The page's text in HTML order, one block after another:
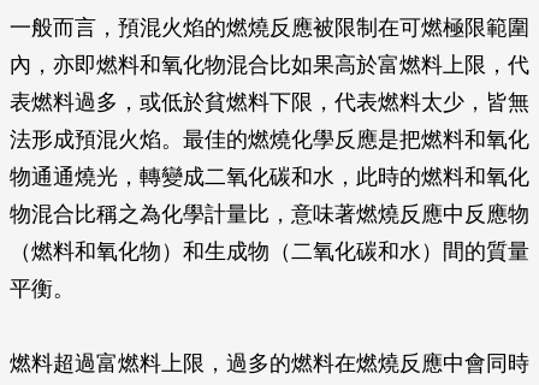
一般而言，預混火焰的燃燒反應被限制在可燃極限範圍
內，亦即燃料和氧化物混合比如果高於富燃料上限，代
表燃料過多，或低於貧燃料下限，代表燃料太少，皆無
法形成預混火焰。最佳的燃燒化學反應是把燃料和氧化
物通通燒光，轉變成二氧化碳和水，此時的燃料和氧化
物混合比稱之為化學計量比，意味著燃燒反應中反應物
（燃料和氧化物）和生成物（二氧化碳和水）間的質量
平衡。
燃料超過富燃料上限，過多的燃料在燃燒反應中會同時